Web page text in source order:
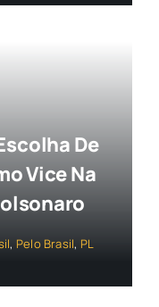
De
Vice Na
, Pelo Brasil, PL